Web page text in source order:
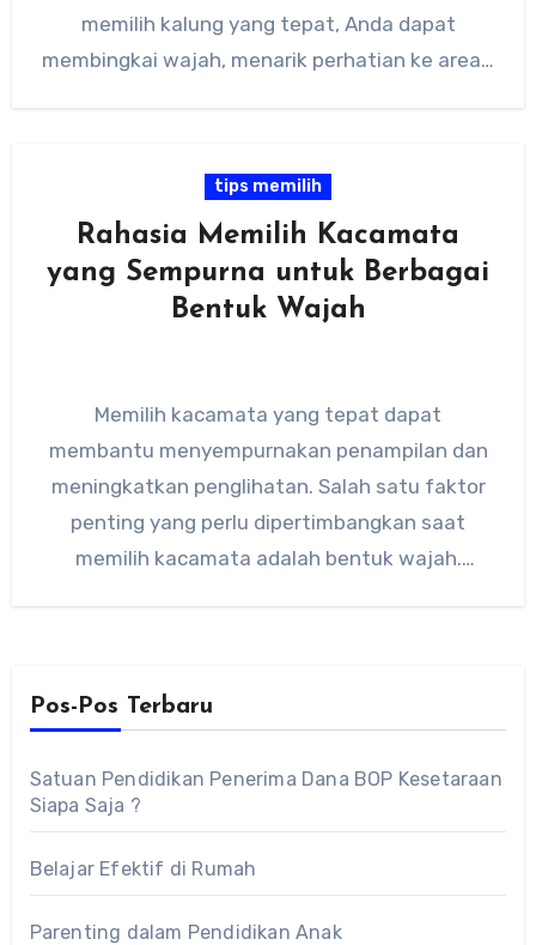
memilih kalung yang tepat, Anda dapat
membingkai wajah, menarik perhatian ke area…
tips memilih
Rahasia Memilih Kacamata
yang Sempurna untuk Berbagai
Bentuk Wajah
Memilih kacamata yang tepat dapat
membantu menyempurnakan penampilan dan
meningkatkan penglihatan. Salah satu faktor
penting yang perlu dipertimbangkan saat
memilih kacamata adalah bentuk wajah.
Pos-Pos Terbaru
Satuan Pendidikan Penerima Dana BOP Kesetaraan
Siapa Saja ?
Belajar Efektif di Rumah
Parenting dalam Pendidikan Anak